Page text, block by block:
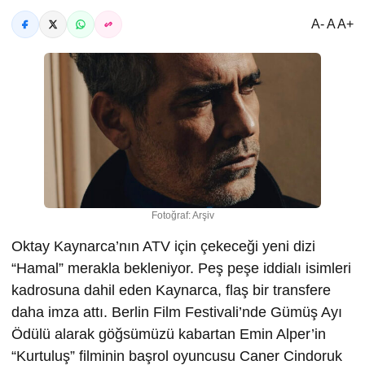
A- A A+
Fotoğraf: Arşiv
Oktay Kaynarca’nın ATV için çekeceği yeni dizi
“Hamal” merakla bekleniyor. Peş peşe iddialı isimleri
kadrosuna dahil eden Kaynarca, flaş bir transfere
daha imza attı. Berlin Film Festivali’nde Gümüş Ayı
Ödülü alarak göğsümüzü kabartan Emin Alper’in
“Kurtuluş” filminin başrol oyuncusu Caner Cindoruk